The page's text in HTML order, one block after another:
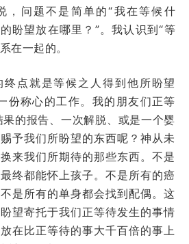
，问题不是简单的“我在等候什
盼望放在哪里？ ”。我认识到“等
在一起的。
终点就是等候之人得到他所盼望
份称心的工作。我的朋友们正等
的报告、一次解脱、或是一个婴
予我们所盼望的东西呢？神从未
来我们所期待的那些东西。不是
终都能怀上孩子。不是所有的癌
是所有的单身都会找到配偶。这
望寄托于我们正等待发生的事情
在比正等待的事大千百倍的事上